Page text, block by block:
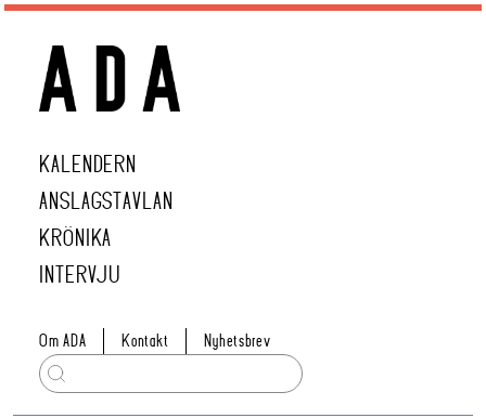
KALENDERN
ANSLAGSTAVLAN
KRÖNIKA
INTERVJU
Om ADA Kontakt Nyhetsbrev